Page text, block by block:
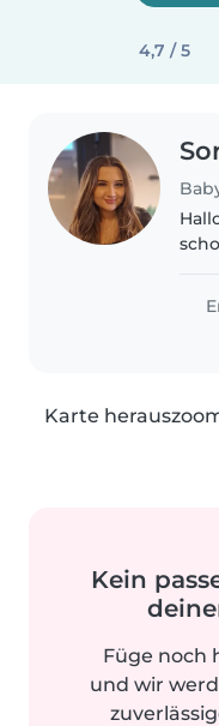
4,7 / 5
Karte
Kein
Füge noch
und wir